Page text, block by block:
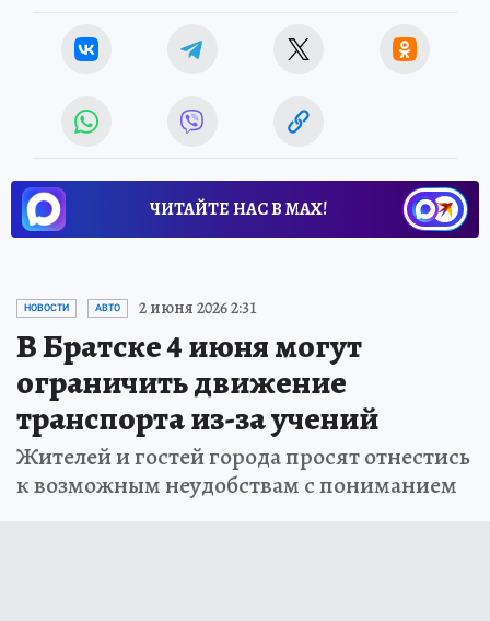
ЧИТАЙТЕ НАС В МАХ!
НОВОСТИ АВТО 2 июня 2026 2:31
В Братске 4 июня могут
ограничить движение
транспорта из-за учений
Жителей и гостей города просят отнестись
к возможным неудобствам с пониманием